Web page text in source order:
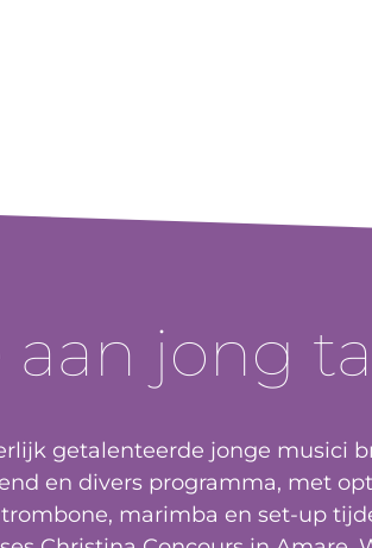
aan jong
getalenteerde jonge musici
en divers programma, met
marimba en set-up